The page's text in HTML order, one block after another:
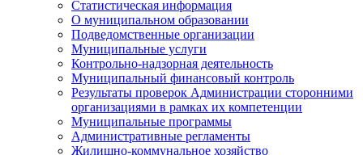
Статистическая информация
О муниципальном образовании
Подведомственные организации
Муниципальные услуги
Контрольно-надзорная деятельность
Муниципальный финансовый контроль
Результаты проверок Администрации сторонними
организациями в рамках их компетенции
Муниципальные программы
Административные регламенты
Жилищно-коммунальное хозяйство